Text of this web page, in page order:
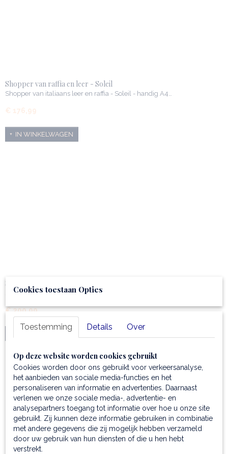
Shopper van raffia en leer - Soleil
Shopper van italiaans leer en raffia - Soleil - handig A4…
€ 176,99
IN WINKELWAGEN
Shopper van mat leer - Libra
Shopper van mat leer - Libra - Semi-rigide italiaanse…
€ 200,99
IN WINKELWAGEN
Cookies toestaan Opties
Toestemming Details Over
Op deze website worden cookies gebruikt
Cookies worden door ons gebruikt voor verkeersanalyse,
het aanbieden van sociale media-functies en het
personaliseren van informatie en advertenties. Daarnaast
verlenen we onze sociale media-, advertentie- en
analysepartners toegang tot informatie over hoe u onze site
gebruikt. Zij kunnen deze informatie gebruiken in combinatie
met andere gegevens die zij mogelijk hebben verzameld
door uw gebruik van hun diensten of die u hen hebt
verstrekt.